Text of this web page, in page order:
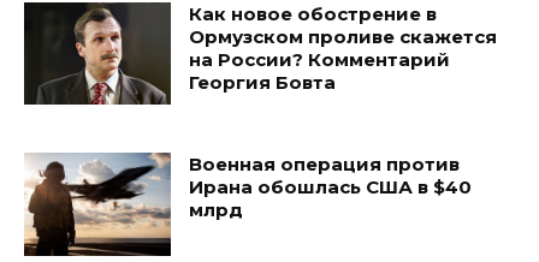
Как новое обострение в
Ормузском проливе скажется
на России? Комментарий
Георгия Бовта
Военная операция против
Ирана обошлась США в $40
млрд